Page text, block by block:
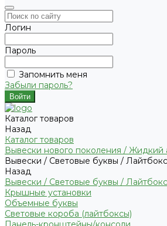
Логин
Пароль
Запомнить меня
Забыли пароль?
Каталог товаров
Назад
Каталог товаров
Вывески нового поколения / Жидкий
Вывески / Световые буквы /
Назад
Вывески / Световые буквы /
Крышные установки
Объемные буквы
Световые короба (лайтбоксы)